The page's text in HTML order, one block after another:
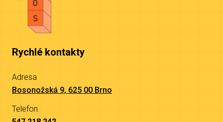
Rychlé kontakty
Adresa
Bosonožská 9, 625 00 Brno
Telefon